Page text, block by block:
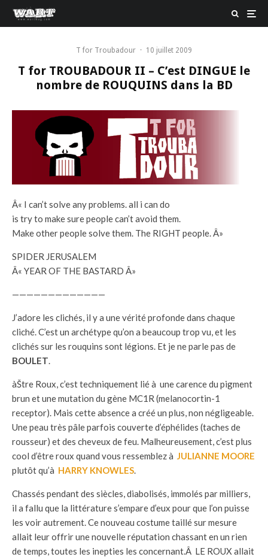
T for Troubadour · 10 juillet 2009
T for TROUBADOUR II – C’est DINGUE le
nombre de ROUQUINS dans la BD
Â« I can’t solve any problems. all i can do
is try to make sure people can’t avoid them.
Make other people solve them. The RIGHT people. Â»
SPIDER JERUSALEM
Â« YEAR OF THE BASTARD Â»
—————————————
J’adore les clichés, il y a une vérité profonde dans chaque
cliché. C’est un archétype qu’on a beaucoup trop vu, et les
clichés sur les rouquins sont légions. Et je ne parle pas de
BOULET.
àŠtre Roux, c’est techniquement lié à une carence du pigment
brun et une mutation du gène MC1R (melanocortin-1
receptor). Mais cette absence a créé un plus, non négligeable.
Une peau très pâle parfois couverte d’éphélides (taches de
rousseur) et des cheveux de feu. Malheureusement, c’est plus
cool d’être roux quand vous ressemblez à JULIANNE MOORE
plutôt qu’à HARRY KNOWLES.
Chassés pendant des siècles, diabolisés, immolés par milliers,
il a fallu que la littérature s’empare d’eux pour que l’on puisse
les voir autrement. Ce nouveau costume taillé sur mesure
allait leur offrir une nouvelle réputation chassant en un rien
de temps, toutes les inepties les concernant.Â LE ROUX allait